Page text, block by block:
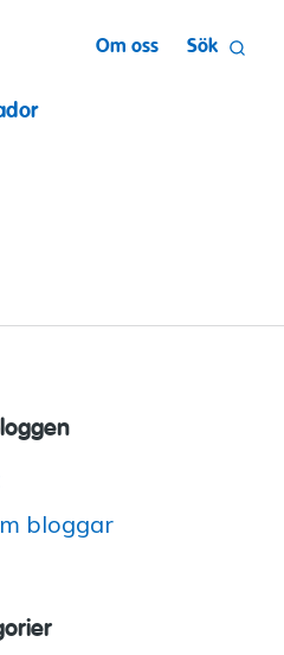
Om oss Sök
bloggar